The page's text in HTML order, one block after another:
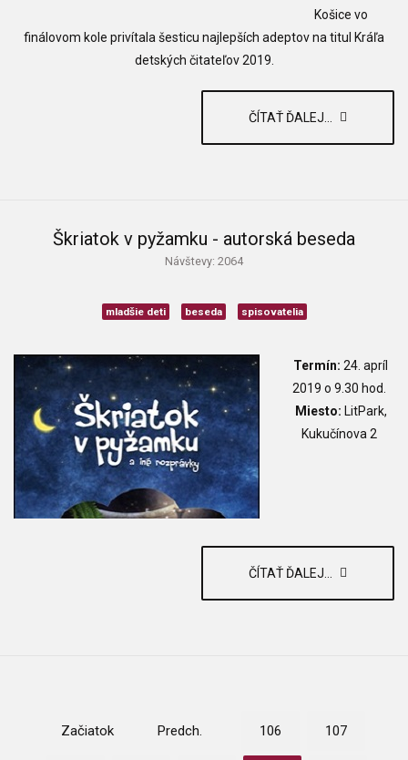
Košice vo
finálovom kole privítala šesticu najlepších adeptov na titul Kráľa
detských čitateľov 2019.
ČÍTAŤ ĎALEJ...
Škriatok v pyžamku - autorská beseda
Návštevy: 2064
mladšie deti beseda spisovatelia
Termín: 24. apríl
2019 o 9.30 hod.
Miesto: LitPark,
Kukučínova 2
ČÍTAŤ ĎALEJ...
Začiatok Predch. 106 107